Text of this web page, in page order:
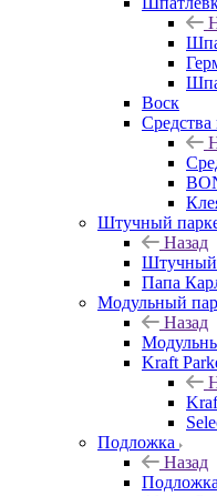
Воск
Средства
Штучный
Назад
Штучный
Папа
Модульный
Назад
Kraft
Подложка
Назад
Подложка